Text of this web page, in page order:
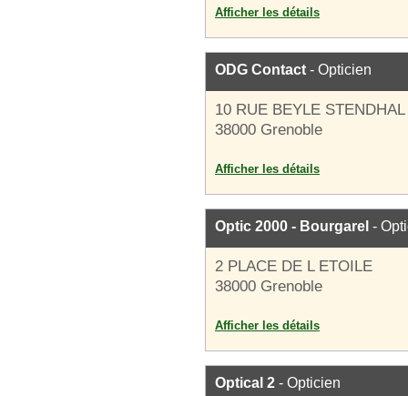
Afficher les détails
ODG Contact - Opticien
10 RUE BEYLE STENDHAL
38000 Grenoble
Afficher les détails
Optic 2000 - Bourgarel -
2 PLACE DE L ETOILE
38000 Grenoble
Afficher les détails
Optical 2 - Opticien